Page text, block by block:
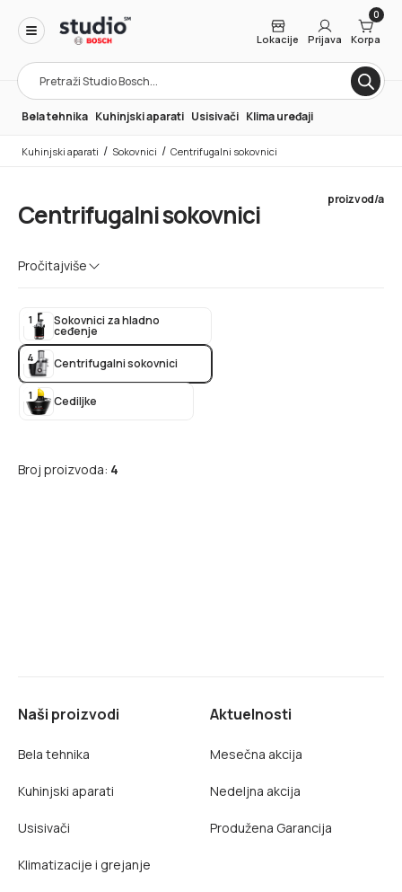
Products
search
Lokacije Prijava
0
Korpa
Bela tehnika Kuhinjski aparati Usisivači Klima uređaji
Kuhinjski aparati / Sokovnici / Centrifugalni sokovnici
Centrifugalni sokovnici proizvod/a
brzina koje se prilagođavaju mekom ili tvrdom voću i
Pročitajviše
Sokovnici za hladno
ceđenje
1
Centrifugalni sokovnici
4
Cediljke
1
Broj proizvoda: 4
Naši proizvodi
Bela tehnika
Kuhinjski aparati
Usisivači
Klimatizacije i grejanje
Aktuelnosti
Mesečna akcija
Nedeljna akcija
Produžena Garancija